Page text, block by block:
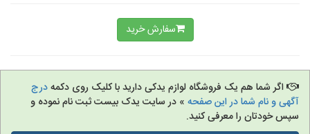
سفارش خرید
اگر شما هم یک فروشگاه لوازم یدکی دارید با کلیک روی دکمهدرج
آگهی و نام شما در این صفحه » در سایت یدک بیست ثبت نام نموده و
سپس خودتان را معرفی کنید.